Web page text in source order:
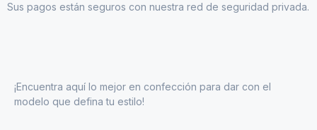
Sus pagos están seguros con nuestra red de seguridad privada.
¡Encuentra aquí lo mejor en confección para dar con el
modelo que defina tu estilo!